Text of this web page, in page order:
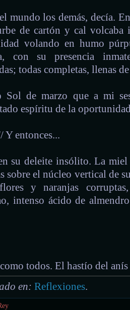
mundo los demás, decía.
de cartón y cal volcaba
volando en humo
con su presencia
todas completas, llenas
Sol de marzo que a mi
espíritu de la
entonces...
su deleite insólito. La miel
sobre el núcleo vertical de
y naranjas
intenso ácido de
todos. El hastío del
en: Reflexiones.